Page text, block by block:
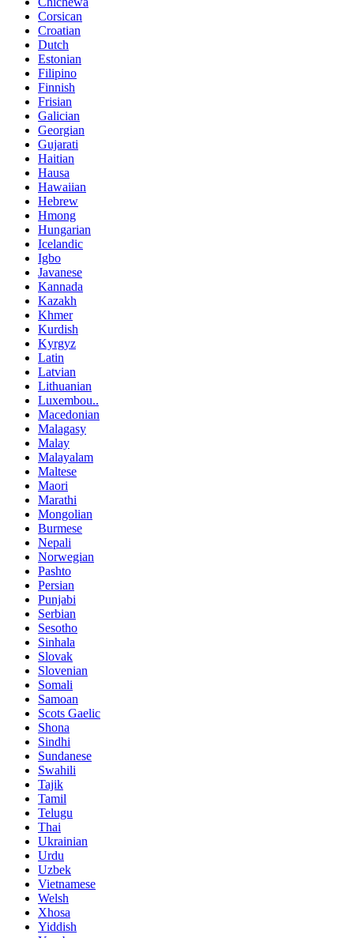
Corsican
Croatian
Dutch
Estonian
Filipino
Finnish
Frisian
Galician
Georgian
Gujarati
Haitian
Hausa
Hawaiian
Hebrew
Hmong
Hungarian
Icelandic
Igbo
Javanese
Kannada
Kazakh
Khmer
Kurdish
Kyrgyz
Latin
Latvian
Lithuanian
Luxembou..
Macedonian
Malagasy
Malay
Malayalam
Maltese
Maori
Marathi
Mongolian
Burmese
Nepali
Norwegian
Pashto
Persian
Punjabi
Serbian
Sesotho
Sinhala
Slovak
Slovenian
Somali
Samoan
Scots Gaelic
Shona
Sindhi
Sundanese
Swahili
Tajik
Tamil
Telugu
Thai
Ukrainian
Urdu
Uzbek
Vietnamese
Welsh
Xhosa
Yiddish